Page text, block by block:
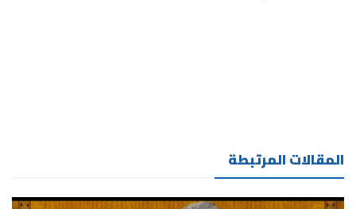
المقالات المرتبطة